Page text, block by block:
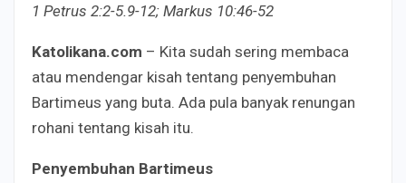
1 Petrus 2:2-5.9-12; Markus 10:46-52
Katolikana.com – Kita sudah sering membaca
atau mendengar kisah tentang penyembuhan
Bartimeus yang buta. Ada pula banyak renungan
rohani tentang kisah itu.
Penyembuhan Bartimeus